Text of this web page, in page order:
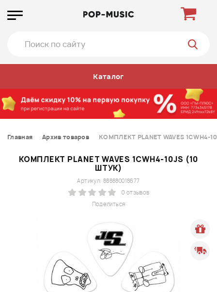
Каталог
Главная Архив товаров КОМПЛЕКТ PLANET WAVES 1CWH4-
КОМПЛЕКТ PLANET WAVES 1CWH4-10JS (10
ШТУК)
Поделиться
Артикул: 888880018677
0 отзывов